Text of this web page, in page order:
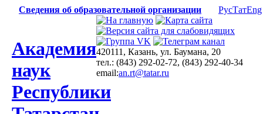
Сведения об образовательной организации РусТатEng
Академия
наук
Республики
420111, Казань, ул. Баумана, 20
тел.: (843) 292-02-72, (843) 292-40-34
email:an.rt@tatar.ru